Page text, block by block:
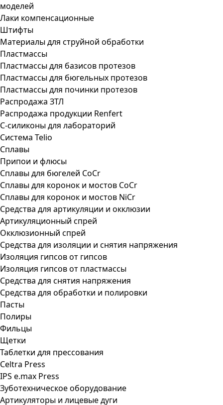
моделей
Лаки компенсационные
Штифты
Материалы для струйной обработки
Пластмассы
Пластмассы для базисов протезов
Пластмассы для бюгельных протезов
Пластмассы для починки протезов
Распродажа ЗТЛ
Распродажа продукции Renfert
С-силиконы для лабораторий
Система Telio
Сплавы
Припои и флюсы
Сплавы для бюгелей CoCr
Сплавы для коронок и мостов CoCr
Сплавы для коронок и мостов NiCr
Средства для артикуляции и окклюзии
Артикуляционный спрей
Окклюзионный спрей
Средства для изоляции и снятия напряжения
Изоляция гипсов от гипсов
Изоляция гипсов от пластмассы
Средства для снятия напряжения
Средства для обработки и полировки
Пасты
Полиры
Фильцы
Щетки
Таблетки для прессования
Celtra Press
IPS e.max Press
Зуботехническое оборудование
Артикуляторы и лицевые дуги